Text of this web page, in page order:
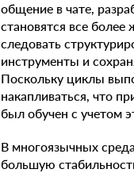
общение в чате,
становятся все
следовать
инструменты и
Поскольку циклы
накапливаться, что
был обучен с учетом
В многоязычных
большую